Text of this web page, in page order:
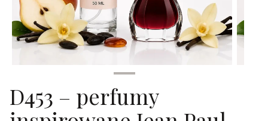
D453 – perfumy